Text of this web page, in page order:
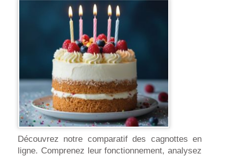
Découvrez notre comparatif des cagnottes en
ligne. Comprenez leur fonctionnement, analysez